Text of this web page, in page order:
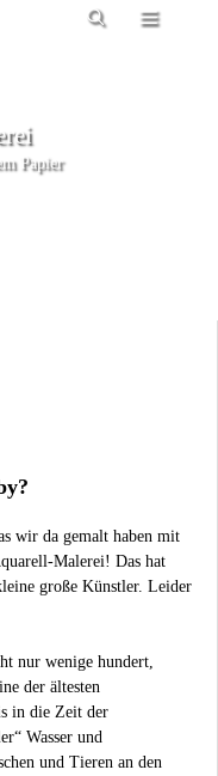
Menü
Papier
wir da gemalt haben mit
Malerei! Das hat
große Künstler. Leider
nur wenige hundert,
der ältesten
in die Zeit der
Wasser und
und Tieren an den